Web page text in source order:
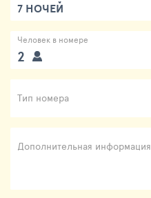
7 НОЧЕЙ
Человек в номере
2
Тип номера
Дополнительная информация